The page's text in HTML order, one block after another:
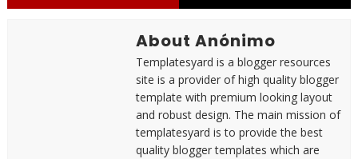
About Anónimo
Templatesyard is a blogger resources
site is a provider of high quality blogger
template with premium looking layout
and robust design. The main mission of
templatesyard is to provide the best
quality blogger templates which are